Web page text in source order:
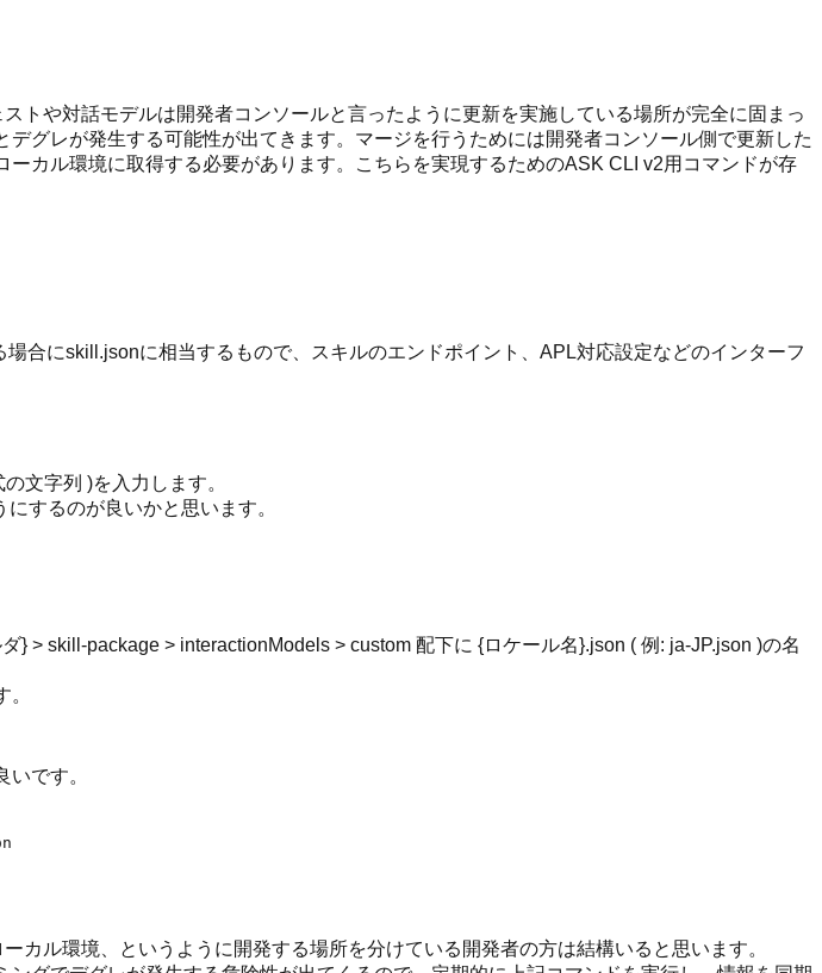
トや対話モデルは開発者コンソールと言ったように更新を実施している場所が完全に固まっ
グレが発生する可能性が出てきます。マージを行うためには開発者コンソール側で更新した
カル環境に取得する必要があります。こちらを実現するためのASK CLI v2用コマンドが存
合にskill.jsonに相当するもので、スキルのエンドポイント、APL対応設定などのインターフ
文字列 )を入力します。
するのが良いかと思います。
> skill-package > interactionModels > custom 配下に {ロケール名}.json ( 例: ja-JP.json )の名
です。
ル環境、というように開発する場所を分けている開発者の方は結構いると思います。